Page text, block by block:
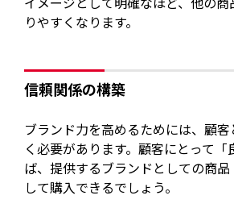
りやすくなります。
信頼関係の構築
ブランド力を高めるためには、顧
く必要があります。顧客にとって
ば、提供するブランドとしての商
して購入できるでしょう。